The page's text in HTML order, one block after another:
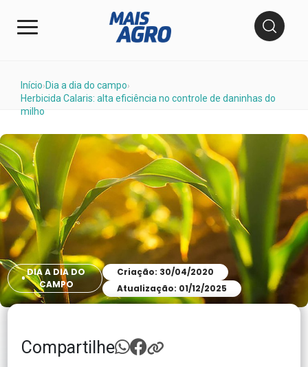
Início› Dia a dia do campo›
Herbicida Calaris: alta eficiência no controle de daninhas do
milho
DIA A DIA DO
CAMPO
Criação: 30/04/2020
Atualização: 01/12/2025
Compartilhe